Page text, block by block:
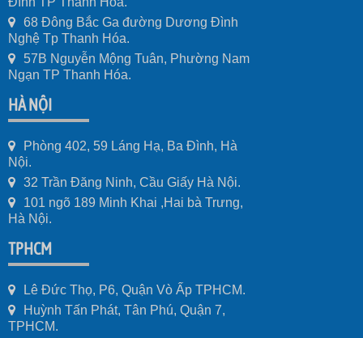
68 Đông Bắc Ga đường Dương Đình
Nghệ Tp Thanh Hóa.
57B Nguyễn Mộng Tuân, Phường Nam
Ngạn TP Thanh Hóa.
HÀ NỘI
Phòng 402, 59 Láng Hạ, Ba Đình, Hà
Nội.
32 Trần Đăng Ninh, Cầu Giấy Hà Nội.
101 ngõ 189 Minh Khai ,Hai bà Trưng,
Hà Nội.
TPHCM
Lê Đức Thọ, P6, Quận Vò Ấp TPHCM.
Huỳnh Tấn Phát, Tân Phú, Quận 7,
TPHCM.